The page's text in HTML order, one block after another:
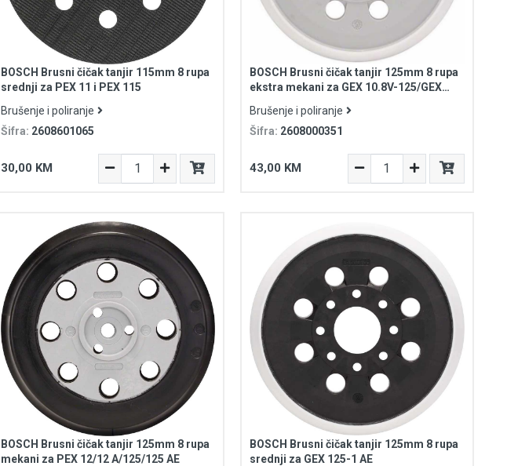
BOSCH Brusni čičak tanjir 115mm 8 rupa
srednji za PEX 11 i PEX 115
Brušenje i poliranje
Šifra: 2608601065
30,00 KM
BOSCH Brusni čičak tanjir 125mm 8 rupa
ekstra mekani za GEX 10.8V-125/GEX
Brušenje i poliranje
Šifra: 2608000351
43,00 KM
BOSCH Brusni čičak tanjir 125mm 8 rupa
mekani za PEX 12/12 A/125/125 AE
BOSCH Brusni čičak tanjir 125mm 8 rupa
srednji za GEX 125-1 AE